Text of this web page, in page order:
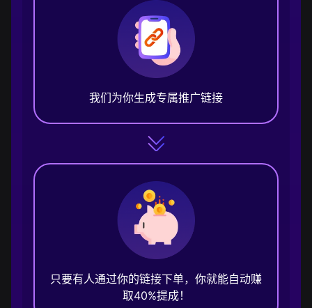
我们为你生成专属推广链接
只要有人通过你的链接下单，你就能自动赚
取40%提成！